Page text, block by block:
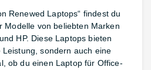
Renewed Laptops“ findest du
Modelle von beliebten Marken
HP. Diese Laptops bieten
sondern auch eine
ob du einen Laptop für Office-